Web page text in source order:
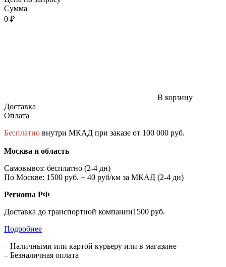
Сумма
0 ₽
В корзину
Доставка
Оплата
Бесплатно внутри МКАД при заказе от 100 000 руб.
Москва и область
Самовывоз: бесплатно (2-4 дн)
По Москве: 1500 руб. + 40 руб/км за МКАД (2-4 дн)
Регионы РФ
Доставка до транспортной компании1500 руб.
Подробнее
– Наличными или картой курьеру или в магазине
– Безналичная оплата